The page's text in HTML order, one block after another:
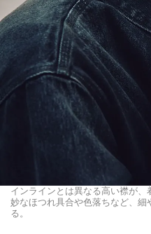
インラインとは異なる高い襟が
妙なほつれ具合や色落ちなど、
る。